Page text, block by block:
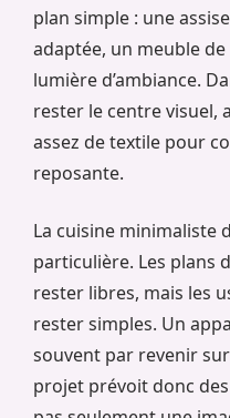
plan simple : une
adaptée, un meuble
lumière d’ambiance.
rester le centre visuel,
assez de textile pour
reposante.
La cuisine minimaliste
particulière. Les plans
rester libres, mais les
rester simples. Un
souvent par revenir
projet prévoit donc